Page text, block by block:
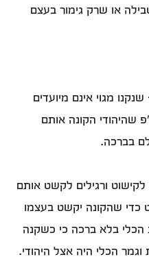
או שרק גימור בעצם
מגוי אינם מיועדים
שהיהודי הקונה אותם
בברכה.
ורגילים לקשט אותם
כדי שהקונה יקשט בעצמו
בלא ברכה כי כשקנה
וגמר הכלי היה אצל היהודי.